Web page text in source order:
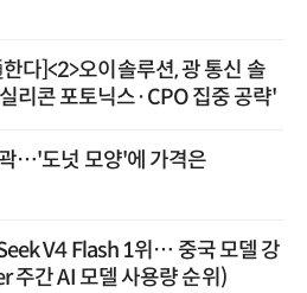
다]<2>오이솔루션, 광 통신 솔
리콘 포토닉스·CPO 집중 공략'
…'도넛 모양'에 가격은
V4 Flash 1위… 중국 모델 강
주간 AI 모델 사용량 순위)